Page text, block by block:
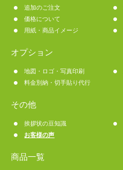
追加のご注文
価格について
用紙・商品イメージ
オプション
地図・ロゴ・写真印刷
料金別納・切手貼り代行
その他
挨拶状の豆知識
お客様の声
商品一覧